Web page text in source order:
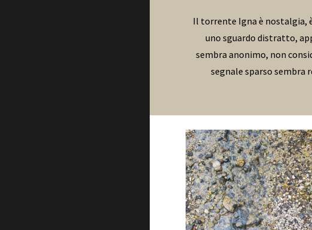
Il torrente Igna è nostalgia,
uno sguardo distratto,
sembra anonimo, non
segnale sparso sembra